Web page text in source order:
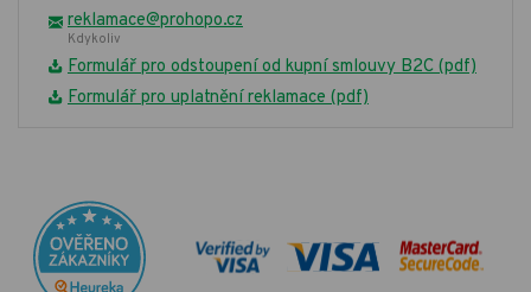
reklamace@prohopo.cz
Kdykoliv
Formulář pro odstoupení od kupní smlouvy B2C (pdf)
Formulář pro uplatnění reklamace (pdf)